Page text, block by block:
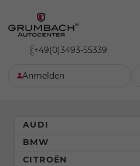
+49(0)3493-55339
Anmelden
AUDI
BMW
CITROËN